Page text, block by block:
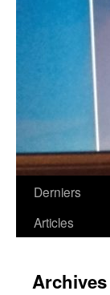
Derniers
Articles